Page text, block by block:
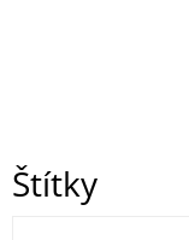
Štítky